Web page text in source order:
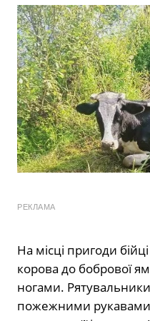
РЕКЛАМА
На місці пригоди
корова до бобрової
ногами.
пожежними рукавами